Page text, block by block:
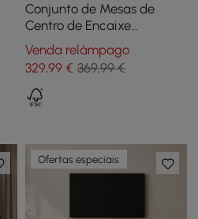
Conjunto de Mesas de
Centro de Encaixe
Redondas Fero em
Nogueira
Venda relâmpago
329,99€ 369,99 €
Ofertas especiais